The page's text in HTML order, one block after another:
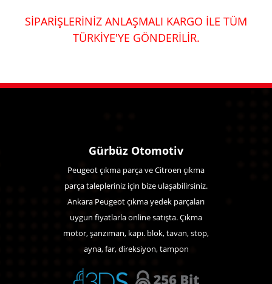
SİPARİŞLERİNİZ ANLAŞMALI KARGO İLE TÜM
TÜRKİYE'YE GÖNDERİLİR.
Gürbüz Otomotiv
Peugeot çıkma parça ve Citroen çıkma
parça talepleriniz için bize ulaşabilirsiniz.
Ankara Peugeot çıkma yedek parçaları
uygun fiyatlarla online satışta. Çıkma
motor, şanzıman, kapı. blok, tavan, stop,
ayna, far, direksiyon, tampon